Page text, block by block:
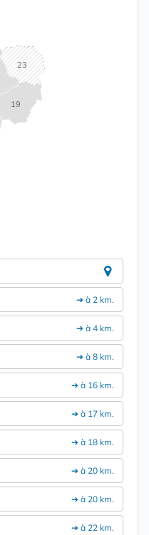
19
23
➔ à 2 km.
➔ à 4 km.
➔ à 8 km.
➔ à 16 km.
➔ à 17 km.
➔ à 18 km.
➔ à 20 km.
➔ à 20 km.
➔ à 22 km.